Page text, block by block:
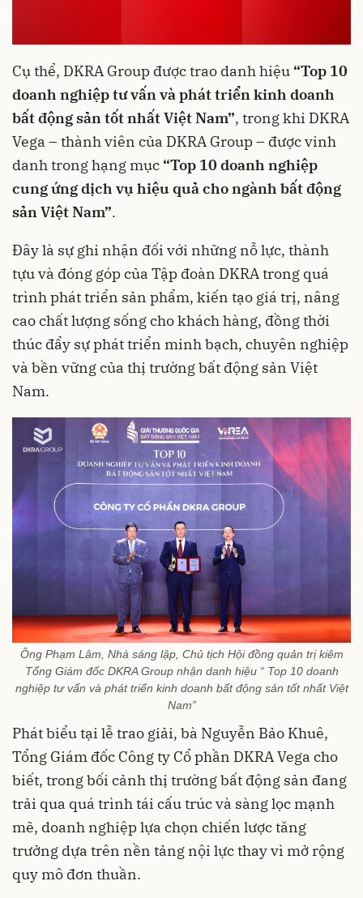
Cụ thể, DKRA Group được trao danh hiệu “Top 10
doanh nghiệp tư vấn và phát triển kinh doanh
bất động sản tốt nhất Việt Nam”, trong khi DKRA
Vega – thành viên của DKRA Group – được vinh
danh trong hạng mục “Top 10 doanh nghiệp
cung ứng dịch vụ hiệu quả cho ngành bất động
sản Việt Nam”.
Đây là sự ghi nhận đối với những nỗ lực, thành
tựu và đóng góp của Tập đoàn DKRA trong quá
trình phát triển sản phẩm, kiến tạo giá trị, nâng
cao chất lượng sống cho khách hàng, đồng thời
thúc đẩy sự phát triển minh bạch, chuyên nghiệp
và bền vững của thị trường bất động sản Việt
Nam.
Ông Phạm Lâm, Nhà sáng lập, Chủ tịch Hội đồng quản trị kiêm
Tổng Giám đốc DKRA Group nhận danh hiệu “ Top 10 doanh
nghiệp tư vấn và phát triển kinh doanh bất động sản tốt nhất Việt
Nam”
Phát biểu tại lễ trao giải, bà Nguyễn Bảo Khuê,
Tổng Giám đốc Công ty Cổ phần DKRA Vega cho
biết, trong bối cảnh thị trường bất động sản đang
trải qua quá trình tái cấu trúc và sàng lọc mạnh
mẽ, doanh nghiệp lựa chọn chiến lược tăng
trưởng dựa trên nền tảng nội lực thay vì mở rộng
quy mô đơn thuần.